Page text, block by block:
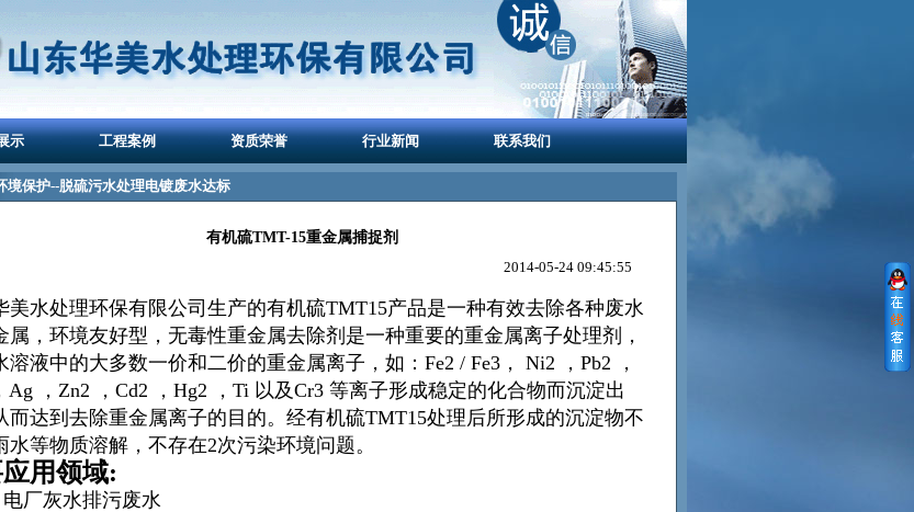
示 工程案例 资质荣誉 行业新闻 联系我们
境保护--脱硫污水处理电镀废水达标
有机硫TMT-15重金属捕捉剂
2014-05-24 09:45:55
美水处理环保有限公司生产的有机硫TMT15产品是一种有效去除各种废水
属，环境友好型，无毒性重金属去除剂是一种重要的重金属离子处理剂，
溶液中的大多数一价和二价的重金属离子，如：Fe2 / Fe3， Ni2 ，Pb2 ，
Ag ，Zn2 ，Cd2 ，Hg2 ，Ti 以及Cr3 等离子形成稳定的化合物而沉淀出
而达到去除重金属离子的目的。 经有机硫TMT15处理后所形成的沉淀物不
水等物质溶解，不存在2次污染环境问题。
用领域:
灰水排污废水